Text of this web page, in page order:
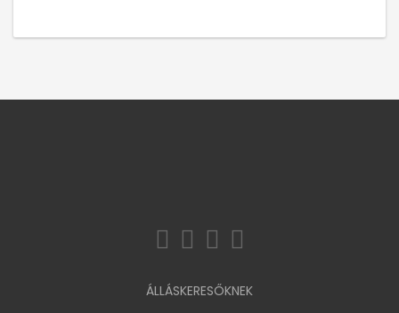
ÁLLÁSKERESŐKNEK